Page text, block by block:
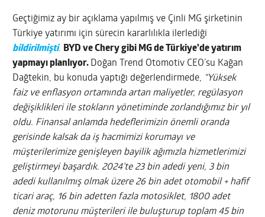
Geçtiğimiz ay bir açıklama yapılmış ve Çinli MG şirketinin
Türkiye yatırımı için sürecin kararlılıkla ilerlediği
bildirilmişti. BYD ve Chery gibi MG de Türkiye’de yatırım
yapmayı planlıyor. Doğan Trend Otomotiv CEO’su Kağan
Dağtekin, bu konuda yaptığı değerlendirmede, “Yüksek
faiz ve enflasyon ortamında artan maliyetler, regülasyon
değişiklikleri ile stokların yönetiminde zorlandığımız bir yıl
oldu. Finansal anlamda hedeflerimizin önemli oranda
gerisinde kalsak da iş hacmimizi korumayı ve
müşterilerimize genişleyen bayilik ağımızla hizmetlerimizi
geliştirmeyi başardık. 2024’te 23 bin adedi yeni, 3 bin
adedi kullanılmış olmak üzere 26 bin adet otomobil + hafif
ticari araç, 16 bin adetten fazla motosiklet, 1800 adet
deniz motorunu müşterileri ile buluşturup toplam 45 bin